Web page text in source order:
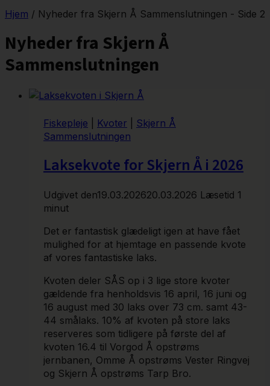
Hjem / Nyheder fra Skjern Å Sammenslutningen - Side 2
Nyheder fra Skjern Å
Sammenslutningen
Fiskepleje Kvoter
Skjern Å
Sammenslutningen
Laksekvote for Skjern Å i 2026
Udgivet den19.03.202620.03.2026 Læsetid 1
minut
Det er fantastisk glædeligt igen at have fået
mulighed for at hjemtage en passende kvote
af vores fantastiske laks.
Kvoten deler SÅS op i 3 lige store kvoter
gældende fra henholdsvis 16 april, 16 juni og
16 august med 30 laks over 73 cm. samt 43-
44 smålaks. 10% af kvoten på store laks
reserveres som tidligere på første del af
kvoten 16.4 til Vorgod Å opstrøms
jernbanen, Omme Å opstrøms Vester Ringvej
og Skjern Å opstrøms Tarp Bro.